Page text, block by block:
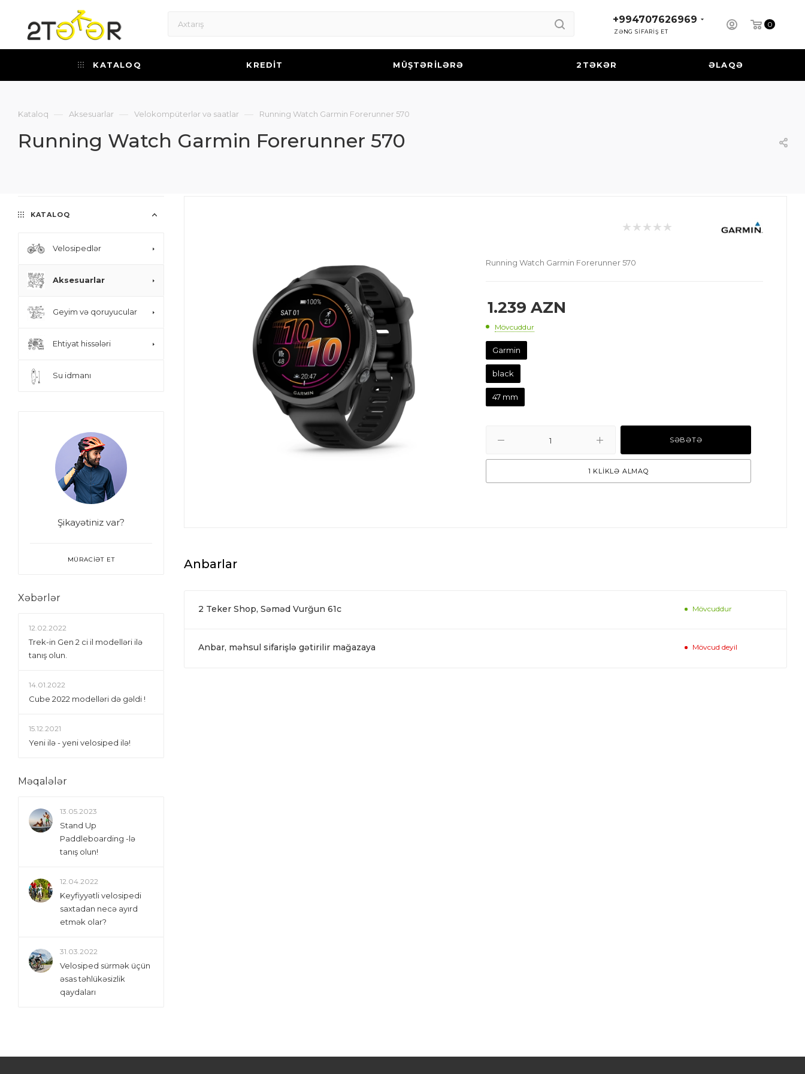
0
+994707626969
ZƏNG SİFARİŞ ET
KATALOQ KREDİT MÜŞTƏRİLƏRƏ 2TƏKƏR ƏLAQƏ
Kataloq — Aksesuarlar — Velokompüterlər və saatlar — Running Watch Garmin Forerunner 570
Running Watch Garmin Forerunner 570
Running Watch Garmin Forerunner 570
1.239 AZN
Mövcuddur
Garmin
black
47 mm
SƏBƏTƏ
1 KLİKLƏ ALMAQ
Anbarlar
2 Teker Shop, Səməd Vurğun 61c Mövcuddur
Anbar, məhsul sifarişlə gətirilir mağazaya Mövcud deyil
KATALOQ
Velosipedlər
Aksesuarlar
Geyim və qoruyucular
Ehtiyat hissələri
Su idmanı
Şikayətiniz var?
MÜRACİƏT ET
Xəbərlər
12.02.2022
Trek-in Gen 2 ci il modelləri ilə
tanış olun.
14.01.2022
Сube 2022 modelləri də gəldi !
15.12.2021
Yeni ilə - yeni velosiped ilə!
Məqalələr
13.05.2023
Stand Up
Paddleboarding -lə
tanış olun!
12.04.2022
Keyfiyyətli velosipedi
saxtadan necə ayırd
etmək olar?
31.03.2022
Velosiped sürmək üçün
əsas təhlükəsizlik
qaydaları